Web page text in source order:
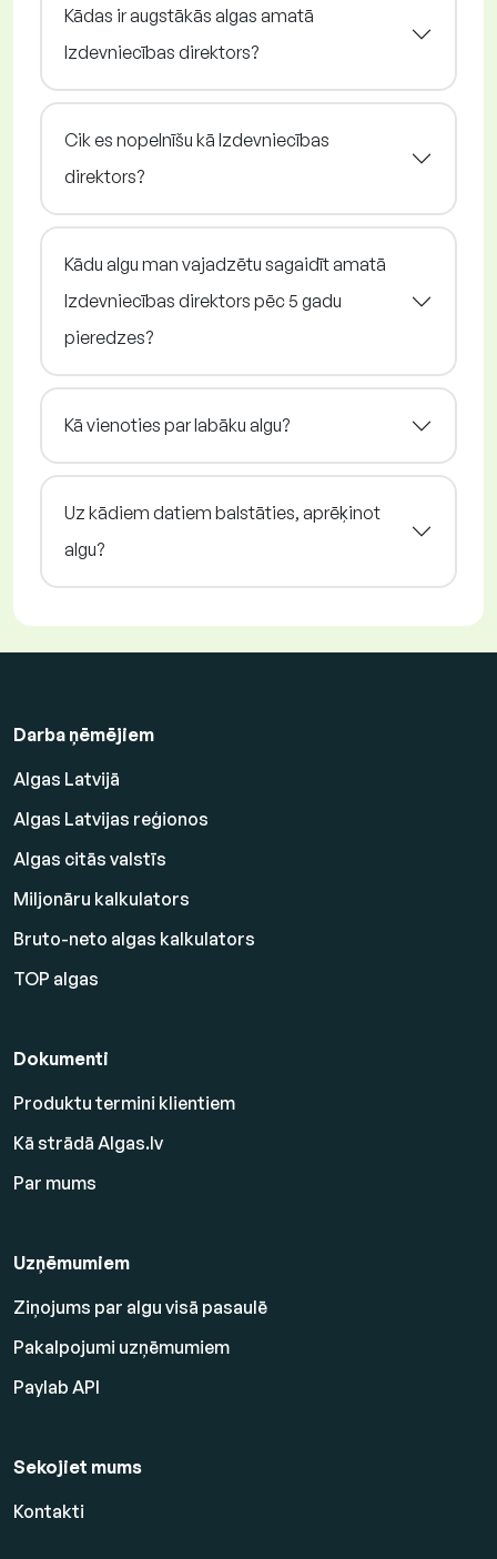
Kādas ir augstākās algas amatā
Izdevniecības direktors?
Cik es nopelnīšu kā Izdevniecības
direktors?
Kādu algu man vajadzētu sagaidīt amatā
Izdevniecības direktors pēc 5 gadu
pieredzes?
Kā vienoties par labāku algu?
Uz kādiem datiem balstāties, aprēķinot
algu?
Darba ņēmējiem
Algas Latvijā
Algas Latvijas reģionos
Algas citās valstīs
Miljonāru kalkulators
Bruto-neto algas kalkulators
TOP algas
Dokumenti
Produktu termini klientiem
Kā strādā Algas.lv
Par mums
Uzņēmumiem
Ziņojums par algu visā pasaulē
Pakalpojumi uzņēmumiem
Paylab API
Sekojiet mums
Kontakti